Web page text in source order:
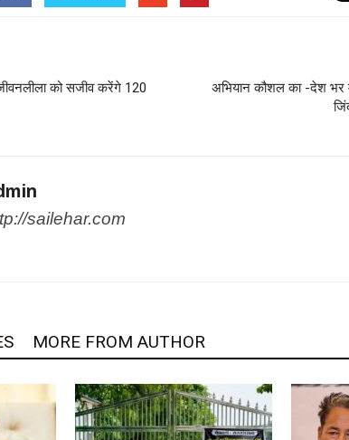
को सजीव करेंगे 120
अभियान कौशल का -देश भर
sailehar.com
MORE FROM AUTHOR